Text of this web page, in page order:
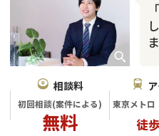
相談料
初回相談(案件による)
無料
東京メトロ
徒歩